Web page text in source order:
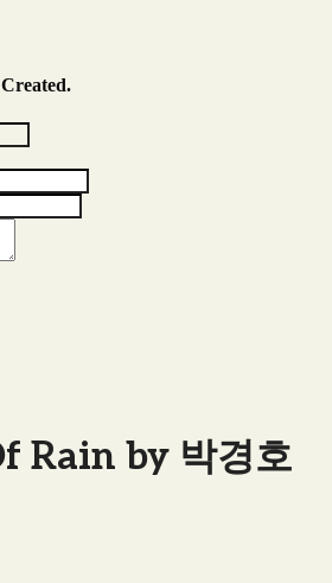
Rain by 박경호